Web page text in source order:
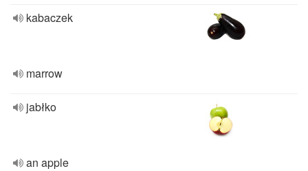
kabaczek
marrow
jabłko
an apple